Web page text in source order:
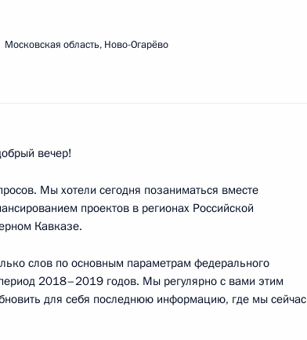
российско-индийских переговорах
составе
10:30 Индия, Бенолим
Московская область, Ново-Огарёво
вечер!
Мы хотели сегодня позаниматься вместе
проектов в регионах Российской
Кавказе.
слов по основным параметрам федерального
2018–2019 годов. Мы регулярно с вами этим
для себя последнюю информацию, где мы сейчас